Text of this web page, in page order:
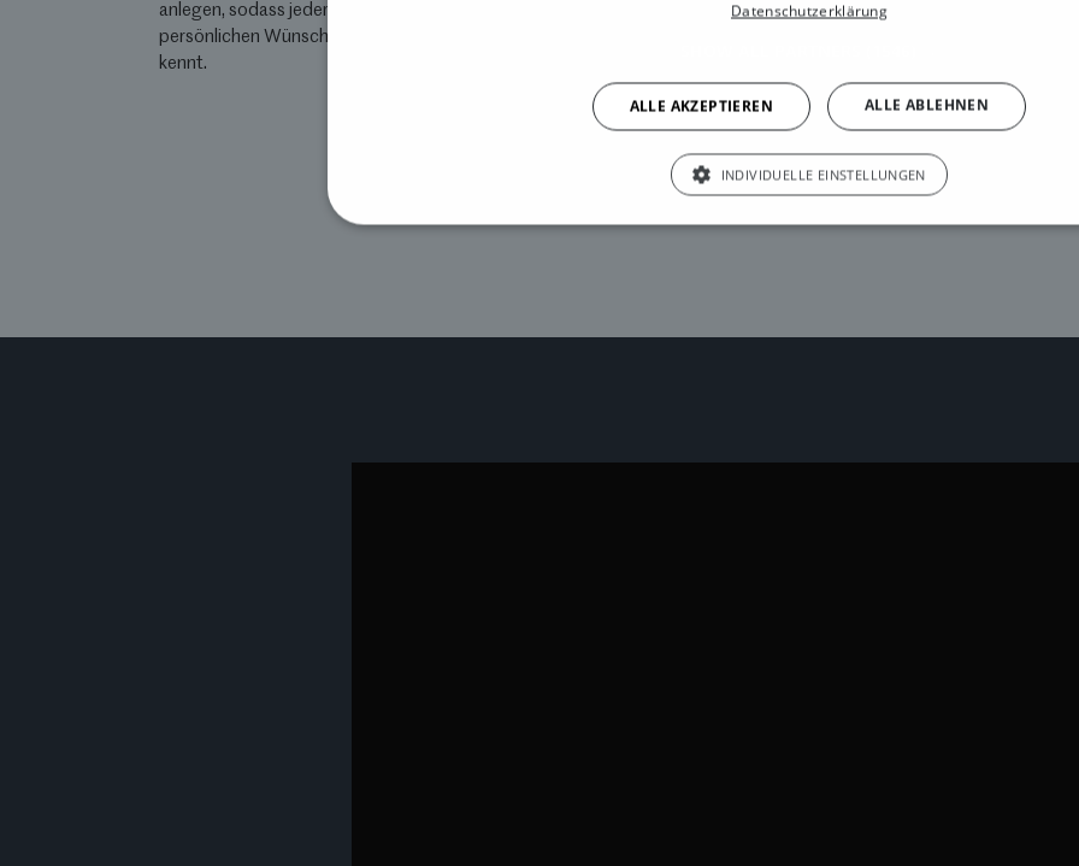
anlegen, sodass jeder Mitarbeiter die
persönlichen Wünsche jedes einzelnen Kunden
kennt.
Deine Daten befinden sich in einer Cloud,
Datenschutzerklärung
ALLE AKZEPTIEREN ALLE ABLEHNEN
INDIVIDUELLE EINSTELLUNGEN